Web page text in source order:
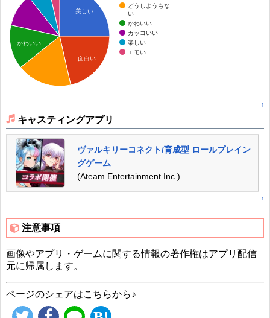
どうしようもな
い
かわいい
カッコいい
楽しい
エモい
美しい
面白い
かわいい
↑
キャスティングアプリ
ヴァルキリーコネクト/育成型 ロールプレイン
グゲーム
(Ateam Entertainment Inc.)
↑
注意事項
画像やアプリ・ゲームに関する情報の著作権はアプリ配信
元に帰属します。
ページのシェアはこちらから♪